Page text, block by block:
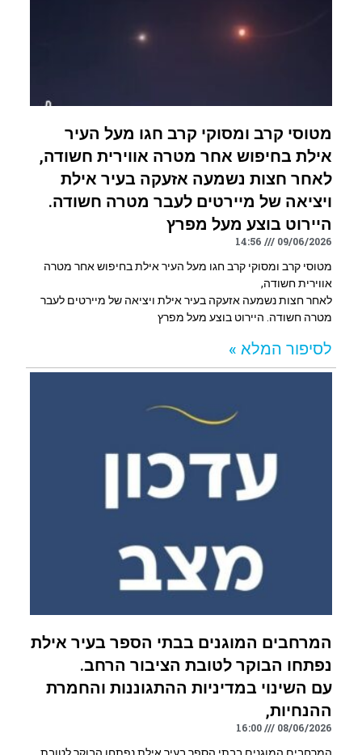
מטוסי קרב ומסוקי קרב חגו מעל העיר
אילת בחיפוש אחר מטרה אווירית חשודה,
לאחר חצות נשמעה אזעקה בעיר אילת
ויציאה של מיירטים לעבר מטרה חשודה.
היירוט בוצע מעל מפרץ
09/06/2026
מטוסי קרב ומסוקי קרב חגו מעל העיר אילת בחיפוש אחר מטרה
אווירית חשודה,
לאחר חצות נשמעה אזעקה בעיר אילת ויציאה של מיירטים לעבר
מטרה חשודה. היירוט בוצע מעל מפרץ
לסיפור המלא »
המרחבים המוגנים בבתי הספר בעיר אילת
נפתחו הבוקר לטובת הציבור הרחב.
עם השינוי במדיניות ההתגוננות והחמרת
ההנחיות,
08/06/2026
16:00